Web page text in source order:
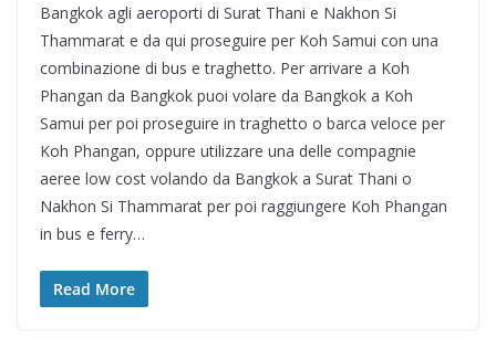
Bangkok agli aeroporti di Surat Thani e Nakhon Si
Thammarat e da qui proseguire per Koh Samui con una
combinazione di bus e traghetto. Per arrivare a Koh
Phangan da Bangkok puoi volare da Bangkok a Koh
Samui per poi proseguire in traghetto o barca veloce per
Koh Phangan, oppure utilizzare una delle compagnie
aeree low cost volando da Bangkok a Surat Thani o
Nakhon Si Thammarat per poi raggiungere Koh Phangan
in bus e ferry…
Read More